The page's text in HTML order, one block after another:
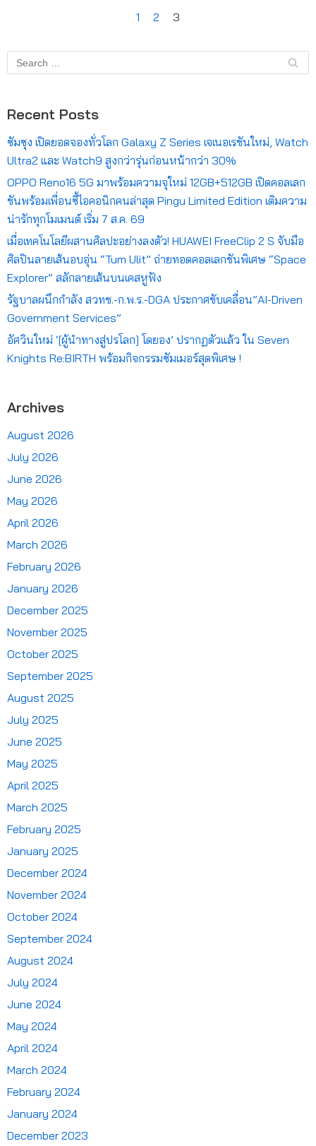
1 2 3
Recent Posts
ซัมซุง เปิดยอดจองทั่วโลก Galaxy Z Series เจเนอเรชันใหม่, Watch
Ultra2 และ Watch9 สูงกว่ารุ่นก่อนหน้ากว่า 30%
OPPO Reno16 5G มาพร้อมความจุใหม่ 12GB+512GB เปิดคอลเลก
ชันพร้อมเพื่อนซี้ไอคอนิกคนล่าสุด Pingu Limited Edition เติมความ
น่ารักทุกโมเมนต์ เริ่ม 7 ส.ค. 69
เมื่อเทคโนโลยีผสานศิลปะอย่างลงตัว! HUAWEI FreeClip 2 S จับมือ
ศิลปินลายเส้นอบอุ่น “Tum Ulit” ถ่ายทอดคอลเลกชันพิเศษ “Space
Explorer” สลักลายเส้นบนเคสหูฟัง
รัฐบาลผนึกกำลัง สวทช.-ก.พ.ร.-DGA ประกาศขับเคลื่อน”AI-Driven
Government Services”
อัศวินใหม่ ‘[ผู้นำทางสู่ปรโลก] โดยอง’ ปรากฏตัวแล้ว ใน Seven
Knights Re:BIRTH พร้อมกิจกรรมซัมเมอร์สุดพิเศษ !
Archives
August 2026
July 2026
June 2026
May 2026
April 2026
March 2026
February 2026
January 2026
December 2025
November 2025
October 2025
September 2025
August 2025
July 2025
June 2025
May 2025
April 2025
March 2025
February 2025
January 2025
December 2024
November 2024
October 2024
September 2024
August 2024
July 2024
June 2024
May 2024
April 2024
March 2024
February 2024
January 2024
December 2023